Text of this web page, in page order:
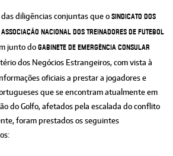
diligências conjuntas que o Sindicato dos
Associação Nacional dos Treinadores de Futebol
junto do Gabinete de Emergência Consular
dos Negócios Estrangeiros, com vista à
oficiais a prestar a jogadores e
que se encontram atualmente em
do Golfo, afetados pela escalada do conflito
foram prestados os seguintes